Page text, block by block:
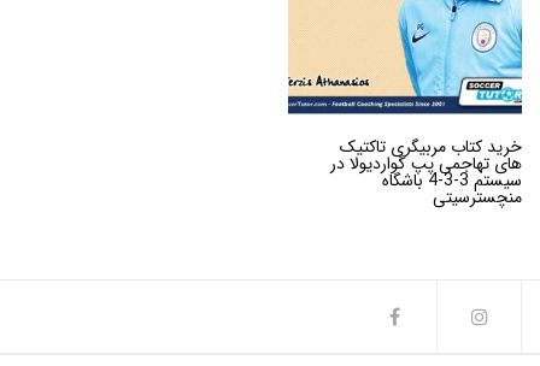
خرید کتاب مربیگری تاکتیک
های تهاجمی پپ گواردیولا در
سیستم 3-3-4 باشگاه
منچسترسیتی